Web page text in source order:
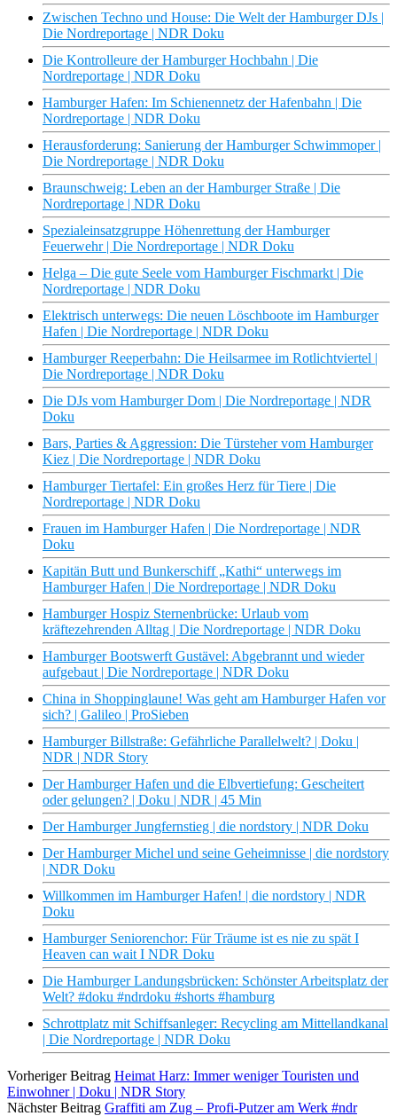
Zwischen Techno und House: Die Welt der Hamburger DJs |
Die Nordreportage | NDR Doku
Die Kontrolleure der Hamburger Hochbahn | Die
Nordreportage | NDR Doku
Hamburger Hafen: Im Schienennetz der Hafenbahn | Die
Nordreportage | NDR Doku
Herausforderung: Sanierung der Hamburger Schwimmoper |
Die Nordreportage | NDR Doku
Braunschweig: Leben an der Hamburger Straße | Die
Nordreportage | NDR Doku
Spezialeinsatzgruppe Höhenrettung der Hamburger
Feuerwehr | Die Nordreportage | NDR Doku
Helga – Die gute Seele vom Hamburger Fischmarkt | Die
Nordreportage | NDR Doku
Elektrisch unterwegs: Die neuen Löschboote im Hamburger
Hafen | Die Nordreportage | NDR Doku
Hamburger Reeperbahn: Die Heilsarmee im Rotlichtviertel |
Die Nordreportage | NDR Doku
Die DJs vom Hamburger Dom | Die Nordreportage | NDR
Doku
Bars, Parties & Aggression: Die Türsteher vom Hamburger
Kiez | Die Nordreportage | NDR Doku
Hamburger Tiertafel: Ein großes Herz für Tiere | Die
Nordreportage | NDR Doku
Frauen im Hamburger Hafen | Die Nordreportage | NDR
Doku
Kapitän Butt und Bunkerschiff „Kathi“ unterwegs im
Hamburger Hafen | Die Nordreportage | NDR Doku
Hamburger Hospiz Sternenbrücke: Urlaub vom
kräftezehrenden Alltag | Die Nordreportage | NDR Doku
Hamburger Bootswerft Gustävel: Abgebrannt und wieder
aufgebaut | Die Nordreportage | NDR Doku
China in Shoppinglaune! Was geht am Hamburger Hafen vor
sich? | Galileo | ProSieben
Hamburger Billstraße: Gefährliche Parallelwelt? | Doku |
NDR | NDR Story
Der Hamburger Hafen und die Elbvertiefung: Gescheitert
oder gelungen? | Doku | NDR | 45 Min
Der Hamburger Jungfernstieg | die nordstory | NDR Doku
Der Hamburger Michel und seine Geheimnisse | die nordstory
| NDR Doku
Willkommen im Hamburger Hafen! | die nordstory | NDR
Doku
Hamburger Seniorenchor: Für Träume ist es nie zu spät I
Heaven can wait I NDR Doku
Die Hamburger Landungsbrücken: Schönster Arbeitsplatz der
Welt? #doku #ndrdoku #shorts #hamburg
Schrottplatz mit Schiffsanleger: Recycling am Mittellandkanal
| Die Nordreportage | NDR Doku
Vorheriger Beitrag Heimat Harz: Immer weniger Touristen und
Einwohner | Doku | NDR Story
Nächster Beitrag Graffiti am Zug – Profi-Putzer am Werk #ndr